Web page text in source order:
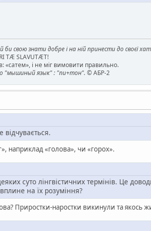
свою знати добре і на ній принести до своєї
TÆ SLAVUTÆT!
«сатем», і не міг вимовити правильно.
"мышиный язык" : "пи+тон". © АБР-2
наприклад «голова», чи «горох».
суто лінгвістичних термінів. Це
на їх розуміння?
Приростки-наростки викинули та якось